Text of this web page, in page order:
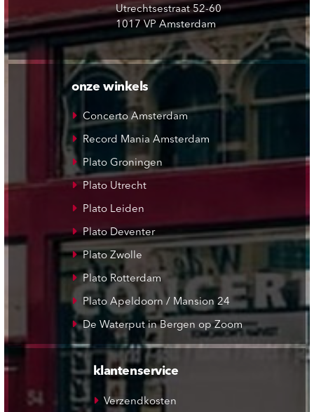
Utrechtsestraat 52-60
1017 VP Amsterdam
onze winkels
Concerto Amsterdam
Record Mania Amsterdam
Plato Groningen
Plato Utrecht
Plato Leiden
Plato Deventer
Plato Zwolle
Plato Rotterdam
Plato Apeldoorn / Mansion 24
De Waterput in Bergen op Zoom
klantenservice
Verzendkosten